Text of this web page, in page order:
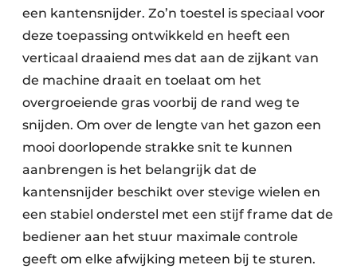
een kantensnijder. Zo’n toestel is speciaal voor
deze toepassing ontwikkeld en heeft een
verticaal draaiend mes dat aan de zijkant van
de machine draait en toelaat om het
overgroeiende gras voorbij de rand weg te
snijden. Om over de lengte van het gazon een
mooi doorlopende strakke snit te kunnen
aanbrengen is het belangrijk dat de
kantensnijder beschikt over stevige wielen en
een stabiel onderstel met een stijf frame dat de
bediener aan het stuur maximale controle
geeft om elke afwijking meteen bij te sturen.